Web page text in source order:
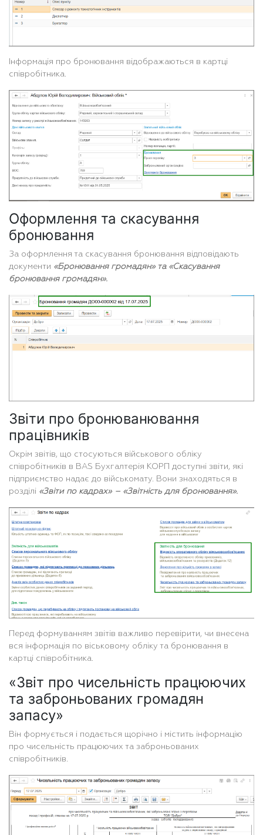
Інформація про бронювання відображаються в картці
співробітника.
Оформлення та скасування
бронювання
За оформлення та скасування бронювання відповідають
документи «Бронювання громадян» та «Скасування
бронювання громадян».
Звіти про бронюванювання
працівників
Окрім звітів, що стосуються військового обліку
співробітників в BAS Бухгалтерія КОРП доступні звіти, які
підприємство надає до військомату. Вони знаходяться в
розділі «Звіти по кадрах» – «Звітність для бронювання».
Перед формуванням звітів важливо перевірити, чи внесена
вся інформація по віськовому обліку та бронювання в
картці співробітника.
«Звіт про чисельність працюючих
та заброньованих громадян
запасу»
Він формується і подається щорічно і містить інформацію
про чисельність працюючих та заброньованих
співробітників.